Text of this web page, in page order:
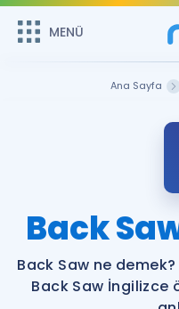
MENÜ
Remzi Hoca ile seni
MENÜ
Faydalı Araçlar
Ana Sayfa
Back
Back Saw ne
Back Saw İngilizce